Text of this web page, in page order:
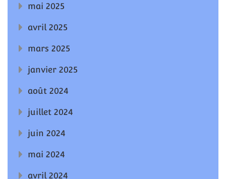
mai 2025
avril 2025
mars 2025
janvier 2025
août 2024
juillet 2024
juin 2024
mai 2024
avril 2024